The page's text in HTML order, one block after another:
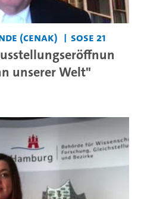
(CeNak) SoSe 21
unserer Welt"